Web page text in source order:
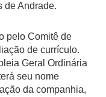
de Andrade.
pelo Comitê de
de currículo.
Geral Ordinária
seu nome
da companhia,